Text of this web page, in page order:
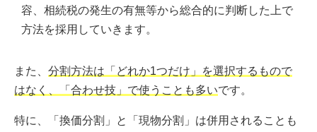
容、相続税の発生の有無等から総合的に判断した上で
方法を採用していきます。
また、 分割方法は「どれか1つだけ」を選択するもので
はなく、「合わせ技」で使うことも多いです。
特に、「換価分割」と「現物分割」は併用されることも